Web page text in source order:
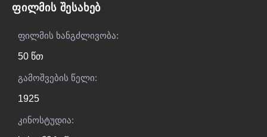
ფილმის შესახებ
ფილმის ხანგძლივობა:
50 წთ
გამოშვების წელი:
1925
კინოსტუდია: